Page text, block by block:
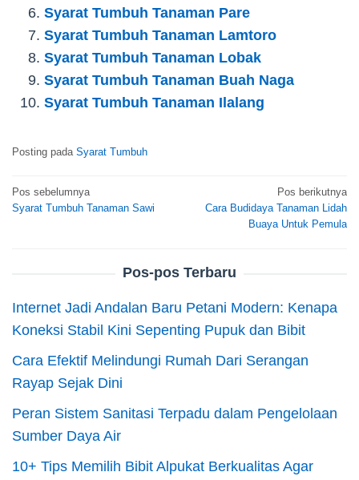
Syarat Tumbuh Tanaman Pare
Syarat Tumbuh Tanaman Lamtoro
Syarat Tumbuh Tanaman Lobak
Syarat Tumbuh Tanaman Buah Naga
Syarat Tumbuh Tanaman Ilalang
Posting pada Syarat Tumbuh
Navigasi
pos
Pos sebelumnya
Syarat Tumbuh Tanaman Sawi
Pos berikutnya
Cara Budidaya Tanaman Lidah
Buaya Untuk Pemula
Pos-pos Terbaru
Internet Jadi Andalan Baru Petani Modern: Kenapa
Koneksi Stabil Kini Sepenting Pupuk dan Bibit
Cara Efektif Melindungi Rumah Dari Serangan
Rayap Sejak Dini
Peran Sistem Sanitasi Terpadu dalam Pengelolaan
Sumber Daya Air
10+ Tips Memilih Bibit Alpukat Berkualitas Agar